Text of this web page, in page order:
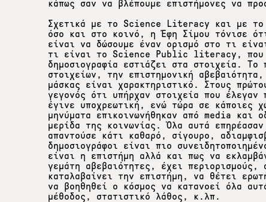
κάπως σαν να βλέπουμε επιστήμονες να
Σχετικά με το Science Literacy και με το
όσο και στο κοινό, η Έφη Σίμου τόνισε
είναι να δώσουμε έναν ορισμό στο τι
τι είναι το Science Public literacy, που
δημοσιογραφία εστιάζει στα στοιχεία.
στοιχείων, την επιστημονική
μάσκας είναι χαρακτηριστικό. Στους
γεγονός ότι υπήρχαν στοιχεία που
έγινε υποχρεωτική, ενώ τώρα σε κάποιες
μηνύματα επικοινωνήθηκαν από media και
μερίδα της κοινωνίας. Όλα αυτά
απαντούσε κάτι καθαρό, σίγουρο,
δημοσιογράφοι είναι πιο
είναι η επιστήμη αλλά και πως να
γεμάτη αβεβαιότητες, έχει
καταλαβαίνει την επιστήμη, να θέτει
να βοηθηθεί ο κόσμος να κατανοεί όλα
μέθοδος, στατιστικό λάθος, κ.λπ.